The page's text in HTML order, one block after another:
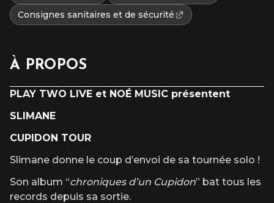
Consignes sanitaires et de sécurité
À PROPOS
PLAY TWO LIVE et NOÉ MUSIC présentent
SLIMANE
CUPIDON TOUR
Slimane donne le coup d’envoi de sa tournée solo !
Son album “chroniques d’un Cupidon” bat tous les
records depuis sa sortie.